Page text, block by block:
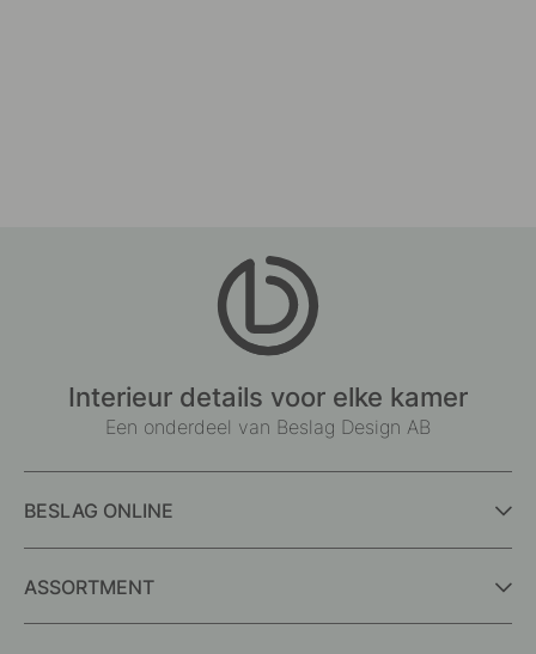
Interieur details voor elke kamer
Een onderdeel van Beslag Design AB
BESLAG ONLINE
ASSORTMENT